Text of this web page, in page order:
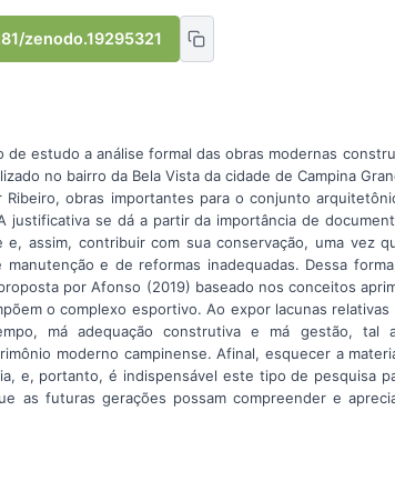
zenodo.19295321
estudo a análise formal das obras modernas
no bairro da Bela Vista da cidade de Campina
Ribeiro, obras importantes para o conjunto
justificativa se dá a partir da importância de
assim, contribuir com sua conservação, uma vez
e de reformas inadequadas. Dessa
por Afonso (2019) baseado nos conceitos
o complexo esportivo. Ao expor lacunas
má adequação construtiva e má gestão,
moderno campinense. Afinal, esquecer a
e, portanto, é indispensável este tipo de pesquisa
as futuras gerações possam compreender e